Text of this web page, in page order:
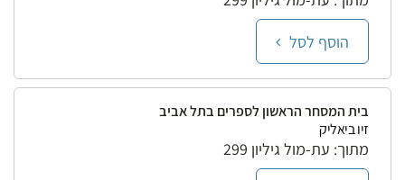
הוסף לסל
בית המסחר הראשון לספרים בתל אביב
זיו ביאליק
מתוך: עת-מול גיליון 299